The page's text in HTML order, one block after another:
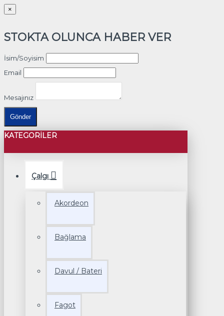
×
STOKTA OLUNCA HABER VER
İsim/Soyisim
Email
Mesajınız
Gönder
KATEGORILER
Çalgı
Akordeon
Bağlama
Davul / Bateri
Fagot